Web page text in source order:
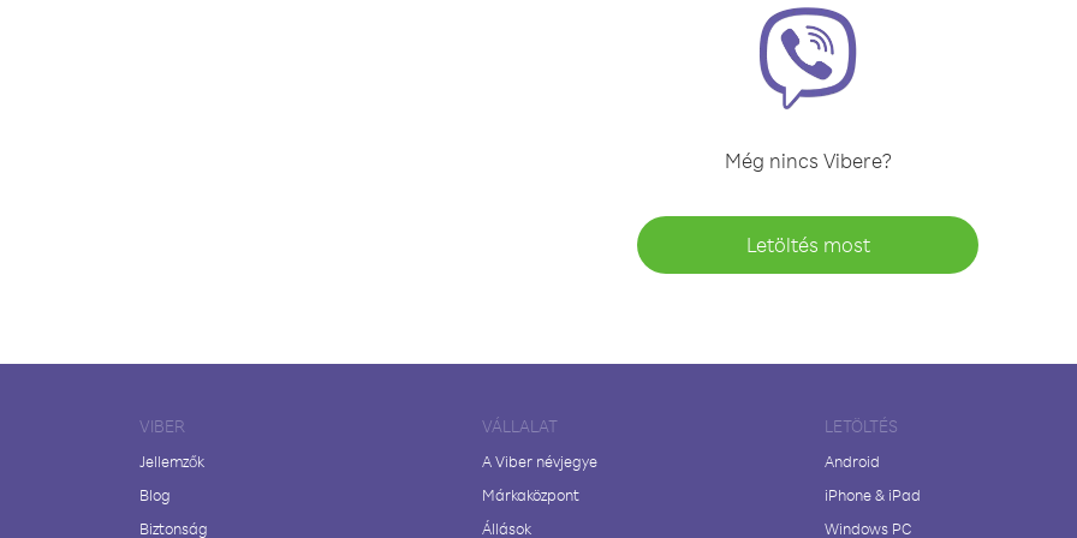
Még nincs Vibere?
Letöltés most
VIBER
Jellemzők
Blog
Biztonság
VÁLLALAT
A Viber névjegye
Márkaközpont
Állások
LETÖLTÉS
Android
iPhone & iPad
Windows PC